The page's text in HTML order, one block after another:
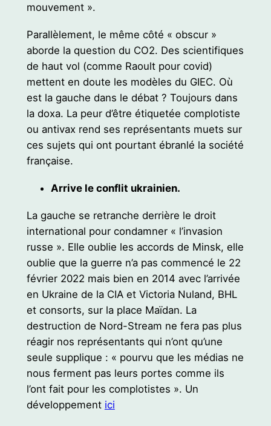
mouvement ».
Parallèlement, le même côté « obscur »
aborde la question du CO2. Des scientifiques
de haut vol (comme Raoult pour covid)
mettent en doute les modèles du GIEC. Où
est la gauche dans le débat ? Toujours dans
la doxa. La peur d’être étiquetée complotiste
ou antivax rend ses représentants muets sur
ces sujets qui ont pourtant ébranlé la société
française.
Arrive le conflit ukrainien.
La gauche se retranche derrière le droit
international pour condamner « l’invasion
russe ». Elle oublie les accords de Minsk, elle
oublie que la guerre n’a pas commencé le 22
février 2022 mais bien en 2014 avec l’arrivée
en Ukraine de la CIA et Victoria Nuland, BHL
et consorts, sur la place Maïdan. La
destruction de Nord-Stream ne fera pas plus
réagir nos représentants qui n’ont qu’une
seule supplique : « pourvu que les médias ne
nous ferment pas leurs portes comme ils
l’ont fait pour les complotistes ». Un
développement ici